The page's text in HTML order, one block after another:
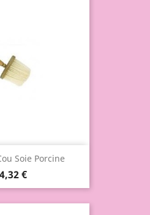
Soie Porcine
4,32 €